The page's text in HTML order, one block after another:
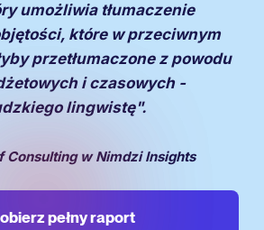
umożliwia tłumaczenie
które w przeciwnym
przetłumaczone z powodu
i czasowych -
lingwistę".
Consulting w Nimdzi Insights
pełny raport